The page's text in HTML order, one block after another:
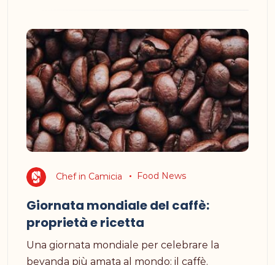
Chef in Camicia Food News
Giornata mondiale del caffè:
proprietà e ricetta
Una giornata mondiale per celebrare la
bevanda più amata al mondo: il caffè.